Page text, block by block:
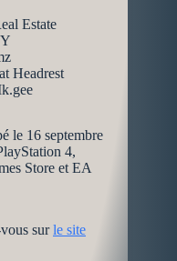
Estate
Headrest
le 16 septembre
4,
Store et EA
surle site